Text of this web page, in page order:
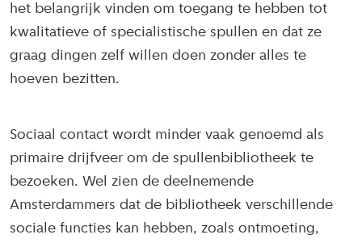
het belangrijk vinden om toegang te hebben tot
kwalitatieve of specialistische spullen en dat ze
graag dingen zelf willen doen zonder alles te
hoeven bezitten.
Sociaal contact wordt minder vaak genoemd als
primaire drijfveer om de spullenbibliotheek te
bezoeken. Wel zien de deelnemende
Amsterdammers dat de bibliotheek verschillende
sociale functies kan hebben, zoals ontmoeting,